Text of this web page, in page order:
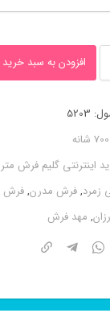
افزودن به سبد خرید
5203
اینترنتی گلیم فرش
زمرد,فرش مدرن,
, مهد فرش